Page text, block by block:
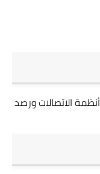
الاتصالات ورصد